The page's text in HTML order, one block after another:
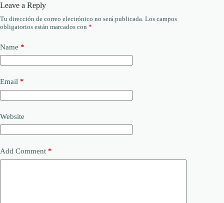
Leave a Reply
Tu dirección de correo electrónico no será publicada. Los campos
obligatorios están marcados con *
Name *
Email *
Website
Add Comment *